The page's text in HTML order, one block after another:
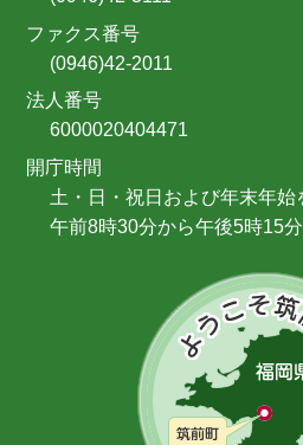
ファクス番号
(0946)42-2011
法人番号
6000020404471
開庁時間
土・日・祝日および年末年始
午前8時30分から午後5時15分